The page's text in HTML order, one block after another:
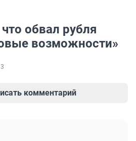
обвал рубля
возможности»
комментарий